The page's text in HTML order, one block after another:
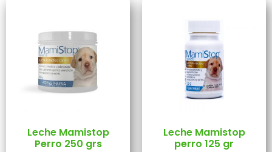
Leche Mamistop
Perro 250 grs
Leche Mamistop
perro 125 gr